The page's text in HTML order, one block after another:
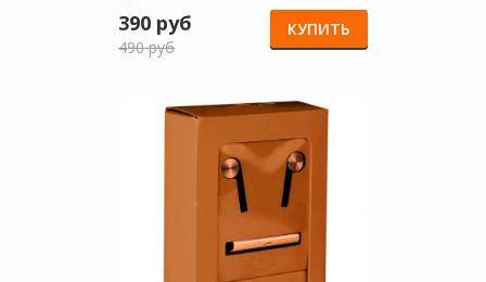
390 руб
490 руб
КУПИТЬ